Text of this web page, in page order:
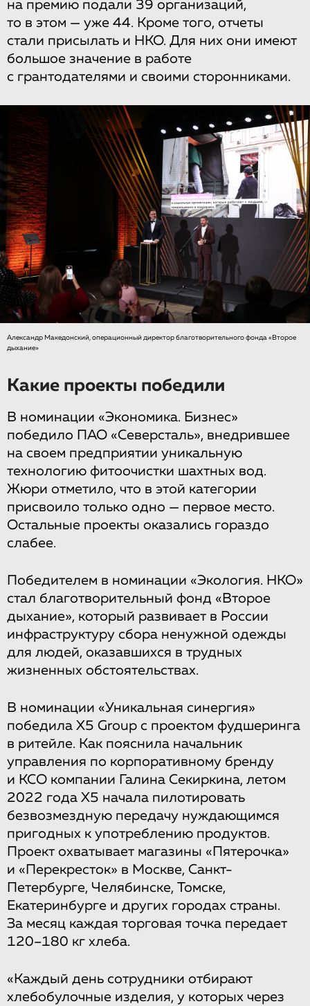
на премию подали 39 организаций,
то в этом — уже 44. Кроме того, отчеты
стали присылать и НКО. Для них они имеют
большое значение в работе
с грантодателями и своими сторонниками.
Александр Македонский, операционный директор благотворительного фонда «Второе
дыхание»
Какие проекты победили
В номинации «Экономика. Бизнес»
победило ПАО «Северсталь», внедрившее
на своем предприятии уникальную
технологию фитоочистки шахтных вод.
Жюри отметило, что в этой категории
присвоило только одно — первое место.
Остальные проекты оказались гораздо
слабее.
Победителем в номинации «Экология. НКО»
стал благотворительный фонд «Второе
дыхание», который развивает в России
инфраструктуру сбора ненужной одежды
для людей, оказавшихся в трудных
жизненных обстоятельствах.
В номинации «Уникальная синергия»
победила X5 Group с проектом фудшеринга
в ритейле. Как пояснила начальник
управления по корпоративному бренду
и КСО компании Галина Секиркина, летом
2022 года X5 начала пилотировать
безвозмездную передачу нуждающимся
пригодных к употреблению продуктов.
Проект охватывает магазины «Пятерочка»
и «Перекресток» в Москве, Санкт-
Петербурге, Челябинске, Томске,
Екатеринбурге и других городах страны.
За месяц каждая торговая точка передает
120–180 кг хлеба.
«Каждый день сотрудники отбирают
хлебобулочные изделия, у которых через